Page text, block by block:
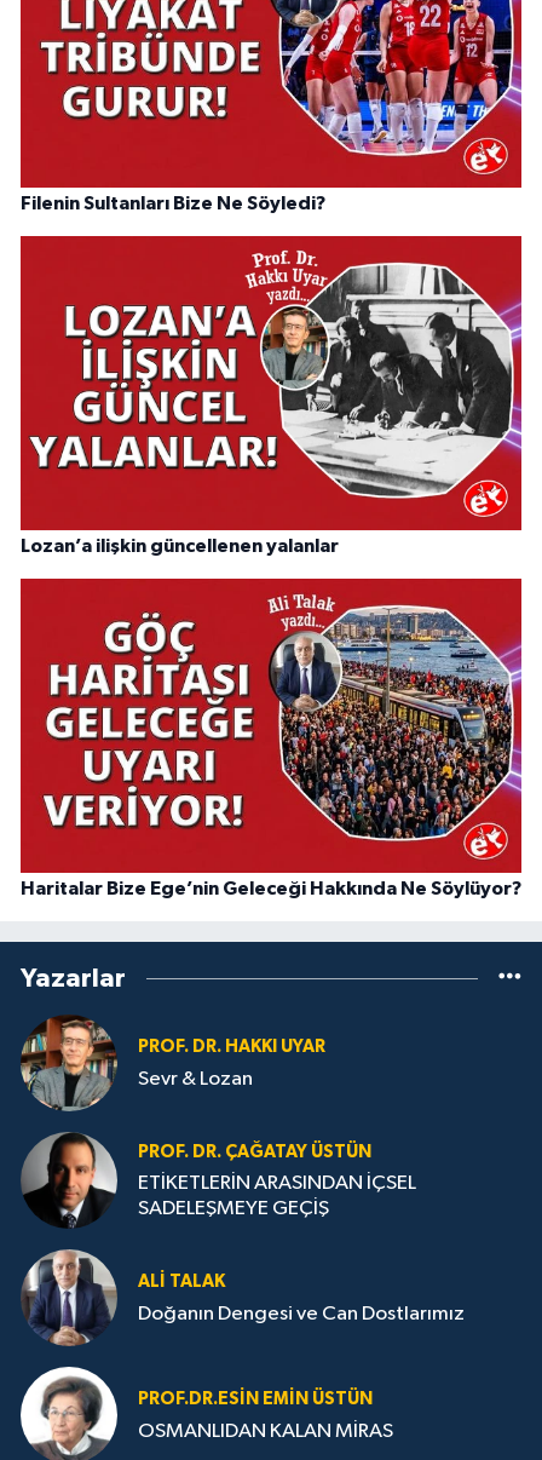
Filenin Sultanları Bize Ne Söyledi?
Lozan’a ilişkin güncellenen yalanlar
Haritalar Bize Ege’nin Geleceği Hakkında Ne Söylüyor?
Yazarlar
PROF. DR. HAKKI UYAR
Sevr & Lozan
PROF. DR. ÇAĞATAY ÜSTÜN
ETİKETLERİN ARASINDAN İÇSEL
SADELEŞMEYE GEÇİŞ
ALI TALAK
Doğanın Dengesi ve Can Dostlarımız
PROF.DR.ESIN EMIN ÜSTÜN
OSMANLIDAN KALAN MİRAS